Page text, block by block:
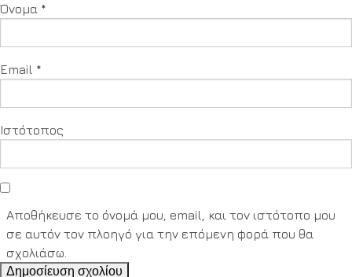
Όνομα *
Email *
Ιστότοπος
Αποθήκευσε το όνομά μου, email, και τον ιστότοπο μου
σε αυτόν τον πλοηγό για την επόμενη φορά που θα
σχολιάσω.